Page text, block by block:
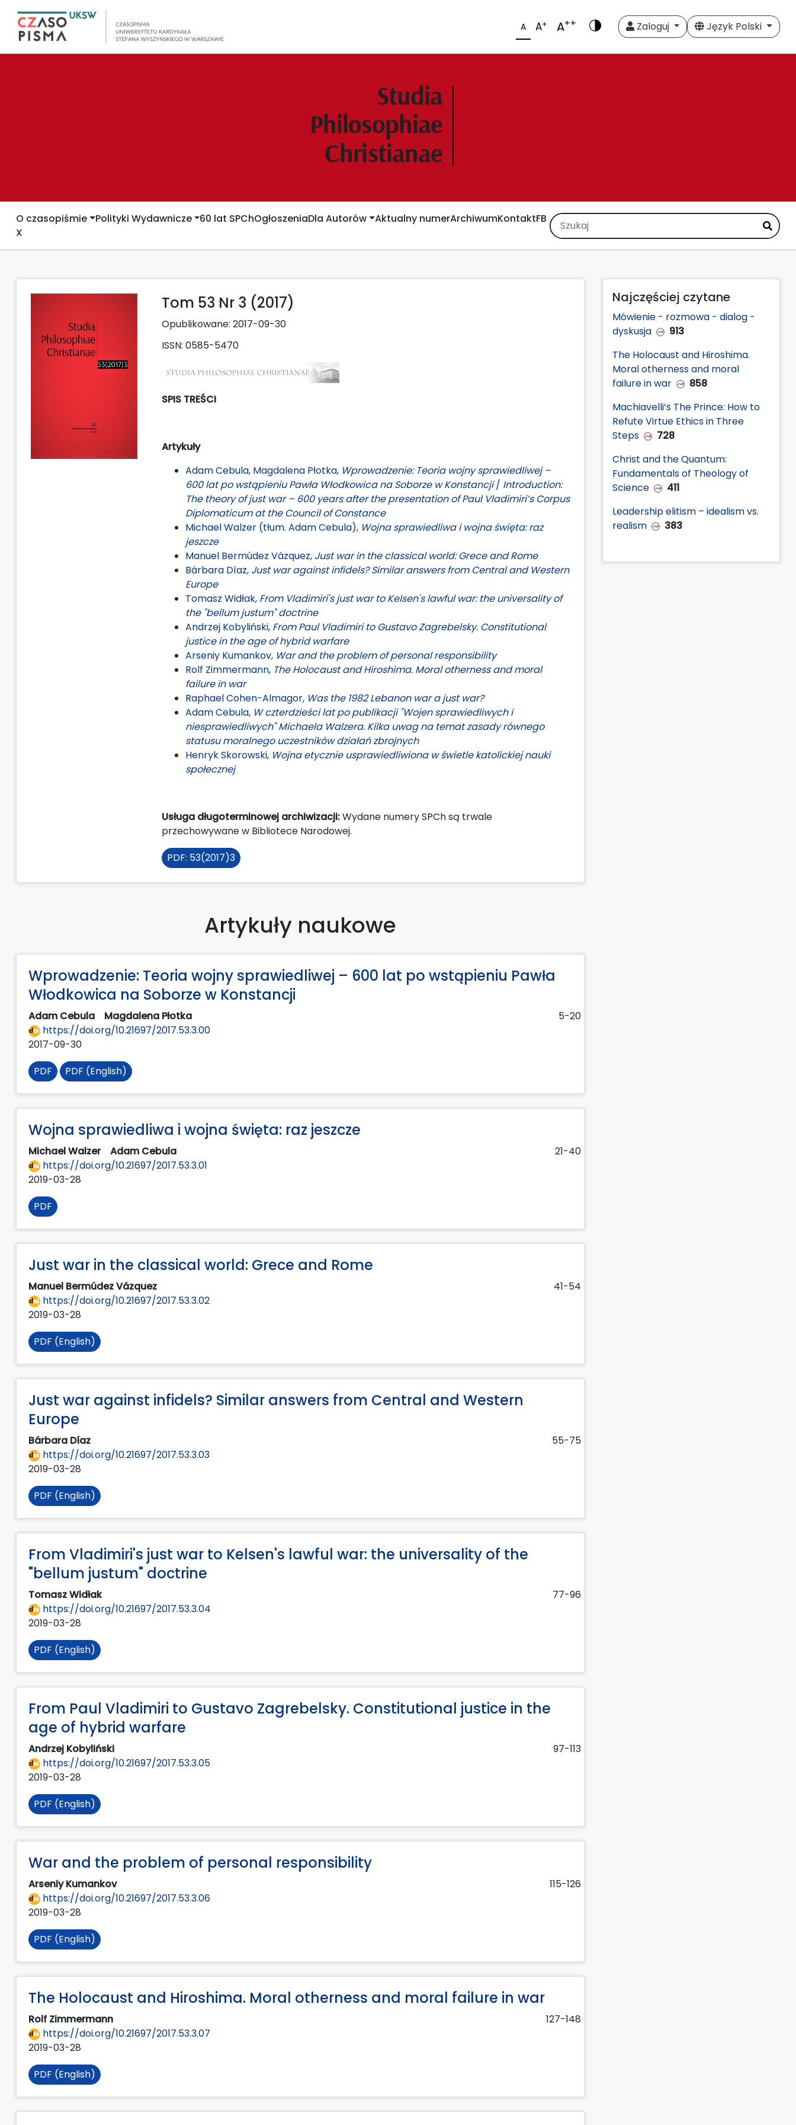
A A+ A++ Zaloguj Język Polski
O czasopiśmie Polityki Wydawnicze 60 lat SPChOgłoszeniaDla Autorów Aktualny numerArchiwumKontaktFB
X
Tom 53 Nr 3 (2017)
Opublikowane: 2017-09-30
ISSN: 0585-5470
SPIS TREŚCI
Artykuły
Adam Cebula, Magdalena Płotka, Wprowadzenie: Teoria wojny sprawiedliwej –
600 lat po wstąpieniu Pawła Włodkowica na Soborze w Konstancji/ Introduction:
The theory of just war – 600 years after the presentation of Paul Vladimiri’s Corpus
Diplomaticum at the Council of Constance
Michael Walzer (tłum. Adam Cebula), Wojna sprawiedliwa i wojna święta: raz
jeszcze
Manuel Bermúdez Vázquez, Just war in the classical world: Grece and Rome
Bárbara Díaz, Just war against infidels? Similar answers from Central and Western
Europe
Tomasz Widłak, From Vladimiri's just war to Kelsen's lawful war: the universality of
the "bellum justum" doctrine
Andrzej Kobyliński, From Paul Vladimiri to Gustavo Zagrebelsky. Constitutional
justice in the age of hybrid warfare
Arseniy Kumankov, War and the problem of personal responsibility
Rolf Zimmermann, The Holocaust and Hiroshima. Moral otherness and moral
failure in war
Raphael Cohen-Almagor, Was the 1982 Lebanon war a just war?
Adam Cebula, W czterdzieści lat po publikacji "Wojen sprawiedliwych i
niesprawiedliwych" Michaela Walzera. Kilka uwag na temat zasady równego
statusu moralnego uczestników działań zbrojnych
Henryk Skorowski, Wojna etycznie usprawiedliwiona w świetle katolickiej nauki
społecznej
Usługa długoterminowej archiwizacji:Wydane numery SPCh są trwale
przechowywane w Bibliotece Narodowej.
PDF: 53(2017)3
Artykuły naukowe
Wprowadzenie: Teoria wojny sprawiedliwej – 600 lat po wstąpieniu Pawła
Włodkowica na Soborze w Konstancji
Adam Cebula Magdalena Płotka
5-20
https://doi.org/10.21697/2017.53.3.00
2017-09-30
PDF
PDF (English)
Wojna sprawiedliwa i wojna święta: raz jeszcze
Michael Walzer Adam Cebula
21-40
https://doi.org/10.21697/2017.53.3.01
2019-03-28
PDF
Just war in the classical world: Grece and Rome
Manuel Bermúdez Vázquez
41-54
https://doi.org/10.21697/2017.53.3.02
2019-03-28
PDF (English)
Just war against infidels? Similar answers from Central and Western
Europe
Bárbara Díaz
55-75
https://doi.org/10.21697/2017.53.3.03
2019-03-28
PDF (English)
From Vladimiri's just war to Kelsen's lawful war: the universality of the
"bellum justum" doctrine
Tomasz Widłak
77-96
https://doi.org/10.21697/2017.53.3.04
2019-03-28
PDF (English)
From Paul Vladimiri to Gustavo Zagrebelsky. Constitutional justice in the
age of hybrid warfare
Andrzej Kobyliński
97-113
https://doi.org/10.21697/2017.53.3.05
2019-03-28
PDF (English)
War and the problem of personal responsibility
Arseniy Kumankov
115-126
https://doi.org/10.21697/2017.53.3.06
2019-03-28
PDF (English)
The Holocaust and Hiroshima. Moral otherness and moral failure in war
Rolf Zimmermann
127-148
https://doi.org/10.21697/2017.53.3.07
2019-03-28
PDF (English)
Najczęściej czytane
Mówienie - rozmowa - dialog -
dyskusja
913
The Holocaust and Hiroshima.
Moral otherness and moral
failure in war
858
Machiavelli’s The Prince: How to
Refute Virtue Ethics in Three
Steps
728
Christ and the Quantum:
Fundamentals of Theology of
Science
411
Leadership elitism – idealism vs.
realism
383